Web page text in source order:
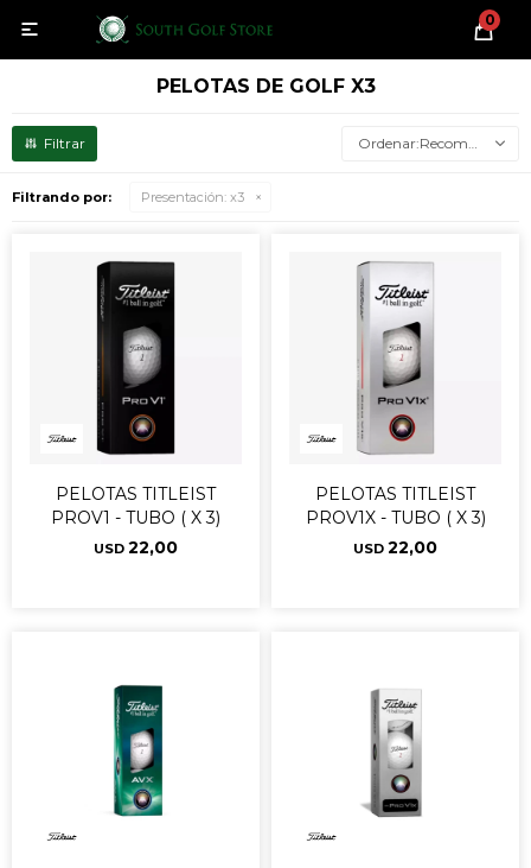
0

PELOTAS DE GOLF X3
Recomendados
Filtrando por: Presentación: x3
PELOTAS TITLEIST
PROV1 - TUBO ( X 3)
USD 22,00
PELOTAS TITLEIST
PROV1X - TUBO ( X 3)
USD 22,00